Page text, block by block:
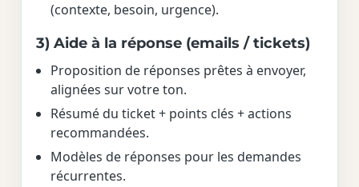
(contexte, besoin, urgence).
3) Aide à la réponse (emails / tickets)
Proposition de réponses prêtes à envoyer,
alignées sur votre ton.
Résumé du ticket + points clés + actions
recommandées.
Modèles de réponses pour les demandes
récurrentes.